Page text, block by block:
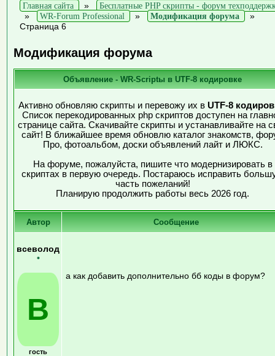
Главная сайта »
Бесплатные PHP скрипты - форум
»
WR-Forum Professional » Модификация форума
»
Страница 6
Модификация форума
Объявление - WR-Scriptы в UTF-8 кодировке
Активно обновляю скрипты и перевожу их в UTF-8
Список перекодированных php скриптов доступен на
странице сайта. Скачивайте скрипты и устанавливайте на
сайт! В ближайшее время обновлю каталог знакомств,
Про, фотоальбом, доски объявлений лайт и ЛЮКС.
На форуме, пожалуйста, пишите что модернизировать в
скриптах в первую очередь. Постараюсь исправить
часть пожеланий!
Планирую продолжить работы весь 2026 год.
Автор Сообщение
всеволод
•
В
гость
а как добавить дополнительно бб коды в форум?